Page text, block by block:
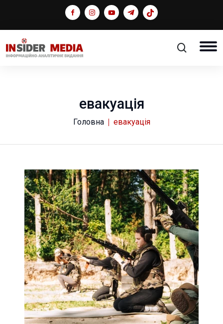
евакуація
Головна евакуація